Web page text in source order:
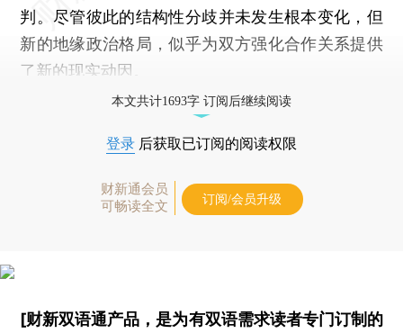
判。尽管彼此的结构性分歧并未发生根本变化，但
新的地缘政治格局，似乎为双方强化合作关系提供
了新的现实动因。
本文共计1693字 订阅后继续阅读
登录 后获取已订阅的阅读权限
财新通会员
可畅读全文
订阅/会员升级
[财新双语通产品，是为有双语需求读者专门订制的